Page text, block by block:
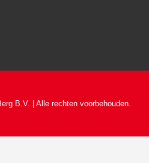
B.V. | Alle rechten voorbehouden.